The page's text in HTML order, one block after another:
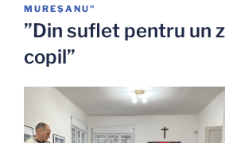
PE
MUREŞANU"
”Din suflet pentru un
copil”